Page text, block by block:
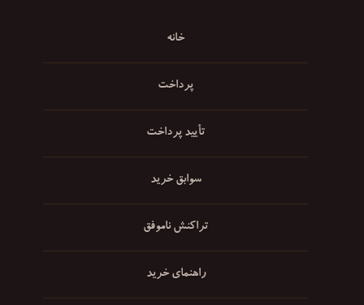
خانه
پرداخت
تأیید پرداخت
سوابق خرید
تراکنش ناموفق
راهنمای خرید